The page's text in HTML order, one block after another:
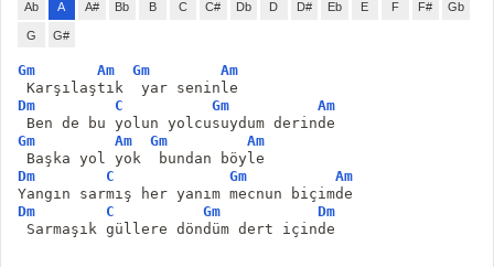
Ab A A# Bb B C C# Db D D# Eb E F F# Gb
G G#
Gm Am Gm
Am
Karşılaştık  yar seninle
Dm
C Gm
Am
Ben de bu yolun yolcusuydum derinde
Gm
Am Gm
Am
Başka yol yok  bundan böyle
Dm
C Gm
Am
Yangın sarmış her yanım mecnun biçimde
Dm
C Gm
Dm
Sarmaşık güllere döndüm dert içinde